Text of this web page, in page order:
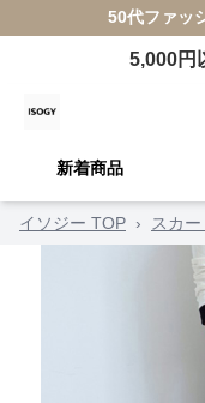
50代ファッ
5,000円
新着商品
イソジー TOP › スカ